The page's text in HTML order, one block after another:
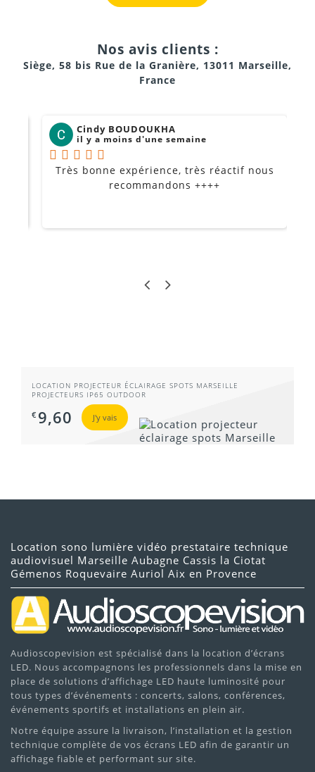
Nos avis clients :
Siège, 58 bis Rue de la Granière, 13011 Marseille,
France
Cindy BOUDOUKHA
il y a moins d'une semaine
Très bonne expérience, très réactif nous
recommandons ++++
LOCATION PROJECTEUR ÉCLAIRAGE SPOTS MARSEILLE
PROJECTEURS IP65 OUTDOOR
€ 9,60 J'y vais
Location sono lumière vidéo prestataire technique
audiovisuel Marseille Aubagne Cassis la Ciotat
Gémenos Roquevaire Auriol Aix en Provence
Audioscopevision est spécialisé dans la location d’écrans
LED. Nous accompagnons les professionnels dans la mise en
place de solutions d’affichage LED haute luminosité pour
tous types d’événements : concerts, salons, conférences,
événements sportifs et installations en plein air.
Notre équipe assure la livraison, l’installation et la gestion
technique complète de vos écrans LED afin de garantir un
affichage fiable et performant sur site.